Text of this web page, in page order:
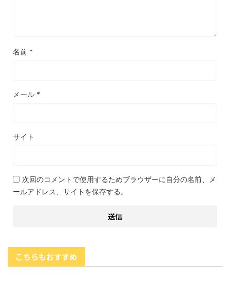
名前 *
メール *
サイト
次回のコメントで使用するためブラウザーに自分の名前、メ
ールアドレス、サイトを保存する。
こちらもおすすめ